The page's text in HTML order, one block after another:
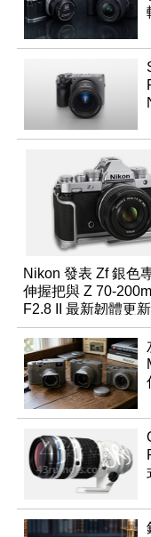
Nikon 發表 Zf 銀色
伸握把與 Z 70-
F2.8 II 最新韌體更新